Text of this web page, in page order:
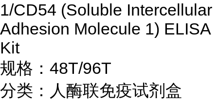
1/CD54 (Soluble Intercellular
Adhesion Molecule 1) ELISA
Kit
规格： 48T/96T
分类：人酶联免疫试剂盒